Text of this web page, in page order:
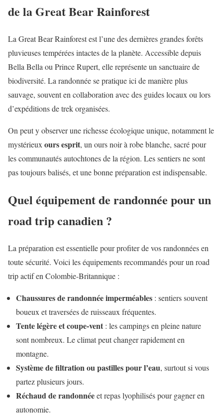
de la Great Bear Rainforest
La Great Bear Rainforest est l’une des dernières grandes forêts
pluvieuses tempérées intactes de la planète. Accessible depuis
Bella Bella ou Prince Rupert, elle représente un sanctuaire de
biodiversité. La randonnée se pratique ici de manière plus
sauvage, souvent en collaboration avec des guides locaux ou lors
d’expéditions de trek organisées.
On peut y observer une richesse écologique unique, notamment le
mystérieuxours esprit, un ours noir à robe blanche, sacré pour
les communautés autochtones de la région. Les sentiers ne sont
pas toujours balisés, et une bonne préparation est indispensable.
Quel équipement de randonnée pour un
road trip canadien ?
La préparation est essentielle pour profiter de vos randonnées en
toute sécurité. Voici les équipements recommandés pour un road
trip actif en Colombie-Britannique :
Chaussures de randonnée imperméables : sentiers souvent
boueux et traversées de ruisseaux fréquentes.
Tente légère et coupe-vent : les campings en pleine nature
sont nombreux. Le climat peut changer rapidement en
montagne.
Système de filtration ou pastilles pour l’eau, surtout si vous
partez plusieurs jours.
Réchaud de randonnéeet repas lyophilisés pour gagner en
autonomie.